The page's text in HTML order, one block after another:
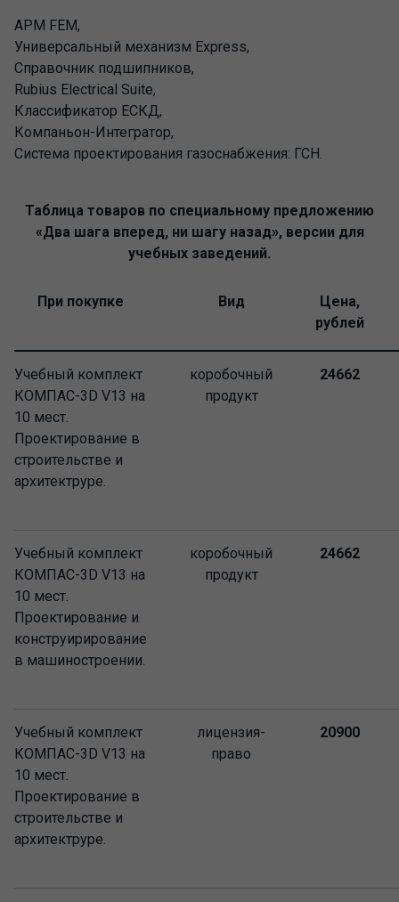
APM FEM,
Универсальный механизм Express,
Справочник подшипников,
Rubius Electrical Suite,
Классификатор ЕСКД,
Компаньон-Интегратор,
Система проектирования газоснабжения: ГСН.
Таблица товаров по специальному предложению
«Два шага вперед, ни шагу назад», версии для
учебных заведений.
При покупке Вид
Цена,
рублей
Учебный комплект
КОМПАС-3D V13 на
10 мест.
Проектирование в
строительстве и
архитектруре.
коробочный
продукт
24662
Учебный комплект
КОМПАС-3D V13 на
10 мест.
Проектирование и
конструирирование
в машиностроении.
коробочный
продукт
24662
Учебный комплект
КОМПАС-3D V13 на
10 мест.
Проектирование в
строительстве и
архитектруре.
лицензия-
право
20900